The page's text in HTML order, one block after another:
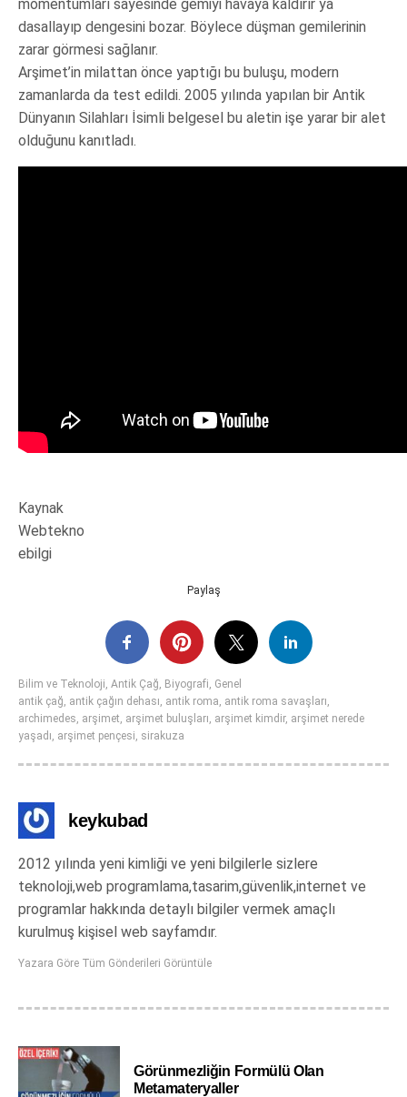
momentumları sayesinde gemiyi havaya kaldırır ya
dasallayıp dengesini bozar. Böylece düşman gemilerinin
zarar görmesi sağlanır.
Arşimet’in milattan önce yaptığı bu buluşu, modern
zamanlarda da test edildi. 2005 yılında yapılan bir Antik
Dünyanın Silahları İsimli belgesel bu aletin işe yarar bir alet
olduğunu kanıtladı.
Kaynak
Webtekno
ebilgi
Paylaş
Bilim ve Teknoloji, Antik Çağ, Biyografi, Genel
antik çağ, antik çağın dehası, antik roma, antik roma savaşları,
archimedes, arşimet, arşimet buluşları, arşimet kimdir, arşimet nerede
yaşadı, arşimet pençesi, sirakuza
keykubad
2012 yılında yeni kimliği ve yeni bilgilerle sizlere
teknoloji,web programlama,tasarim,güvenlik,internet ve
programlar hakkında detaylı bilgiler vermek amaçlı
kurulmuş kişisel web sayfamdır.
Yazara Göre Tüm Gönderileri Görüntüle
Görünmezliğin Formülü Olan
Metamateryaller